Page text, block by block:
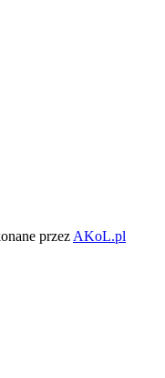
przez AKoL.pl